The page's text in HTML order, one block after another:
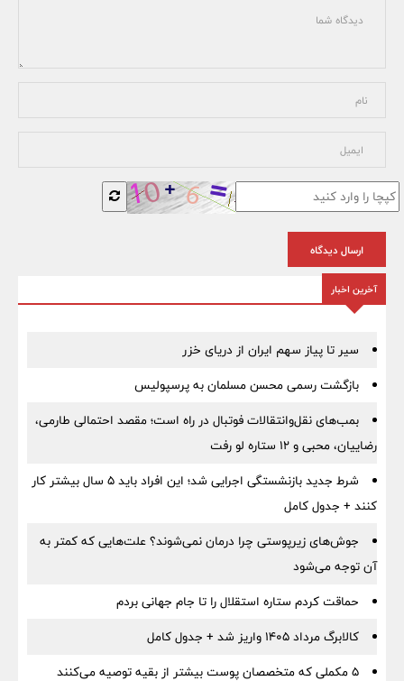
ارسال دیدگاه
آخرین اخبار
سیر تا پیاز سهم ایران از دریای خزر
بازگشت رسمی محسن مسلمان به پرسپولیس
بمب‌های نقل‌وانتقالات فوتبال در راه است؛ مقصد احتمالی طارمی،
رضاییان، محبی و ۱۲ ستاره لو رفت
شرط جدید بازنشستگی اجرایی شد؛ این افراد باید ۵ سال بیشتر کار
کنند + جدول کامل
جوش‌های زیرپوستی چرا درمان نمی‌شوند؟ علت‌هایی که کمتر به
آن توجه می‌شود
حماقت کردم ستاره استقلال را تا جام جهانی بردم
کالابرگ مرداد ۱۴۰۵ واریز شد + جدول کامل
۵ مکملی که متخصصان پوست بیشتر از بقیه توصیه می‌کنند